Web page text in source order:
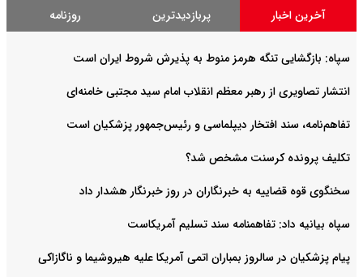
آخرین اخبار پربازدیدترین روزنامه
سپاه: بازگشایی تنگه هرمز منوط به پذیرش شروط ایران است
انتشار تصاویری از رهبر معظم انقلاب امام سید مجتبی خامنه‌ای
تفاهم‌نامه، سند افتخار دیپلماسی و رئیس‌جمهور پزشکیان است
تکلیف پرونده کرسنت مشخص شد؟
سخنگوی قوه قضاییه به خبرنگاران در روز خبرنگار هشدار داد
سپاه بیانیه داد: تفاهمنامه سند تسلیم آمریکاست
پیام پزشکیان در سالروز بمباران اتمی آمریکا علیه هیروشیما و ناگازاکی